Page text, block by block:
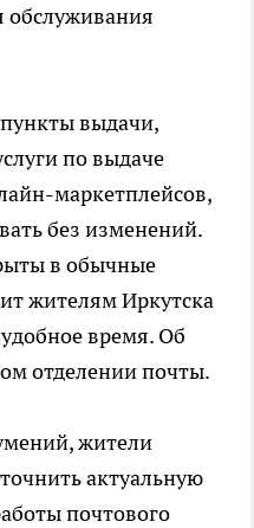
обслуживания
выдачи,
по выдаче
маркетплейсов,
без изменений.
в обычные
жителям Иркутска
время. Об
отделении почты.
жители
актуальную
почтового